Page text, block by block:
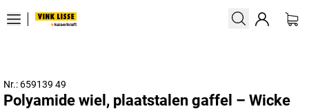
Nr.: 659139 49
Polyamide wiel, plaatstalen gaffel – Wicke